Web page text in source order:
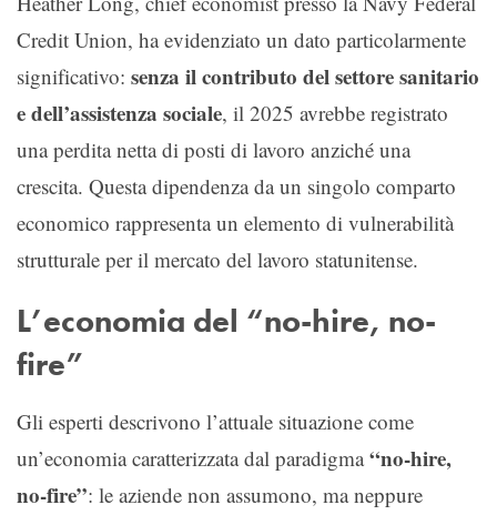
Credit Union, ha evidenziato un dato particolarmente
significativo: senza il contributo del settore sanitario
e dell’assistenza sociale, il 2025 avrebbe registrato
una perdita netta di posti di lavoro anziché una
crescita. Questa dipendenza da un singolo comparto
economico rappresenta un elemento di vulnerabilità
strutturale per il mercato del lavoro statunitense.
L’economia del “no-hire, no-
fire”
Gli esperti descrivono l’attuale situazione come
un’economia caratterizzata dal paradigma“no-hire,
no-fire”: le aziende non assumono, ma neppure